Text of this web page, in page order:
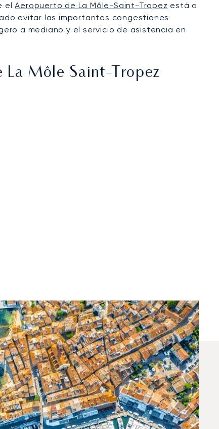
elAeropuerto de La Môle-Saint-Tropez está a
evitar las importantes congestiones
a mediano y el servicio de asistencia en
La Môle Saint-Tropez
Entre Niza Y St